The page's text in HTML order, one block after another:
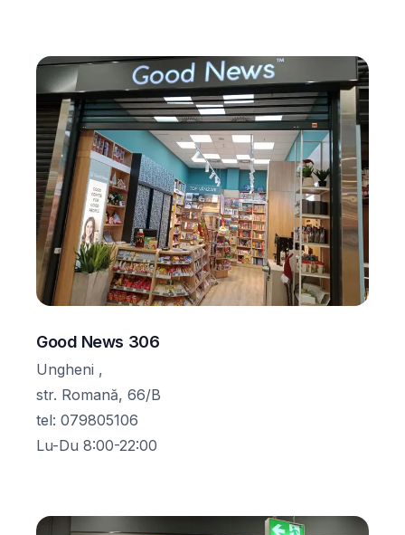
Good News 306
Ungheni ,
str. Romană, 66/B
tel: 079805106
Lu-Du 8:00-22:00